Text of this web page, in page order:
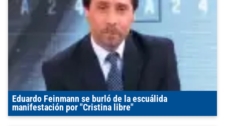
Eduardo Feinmann se burló de la escuálida
manifestación por "Cristina libre"